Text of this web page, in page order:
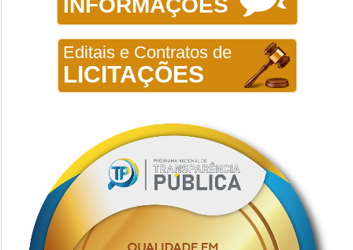
INFORMAÇÕES
Editais e Contratos de
LICITAÇÕES